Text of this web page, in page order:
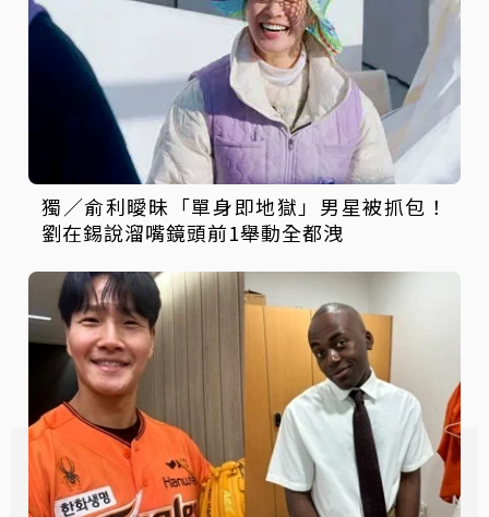
獨／俞利曖昧「單身即地獄」男星被抓包！
劉在錫說溜嘴鏡頭前1舉動全都洩